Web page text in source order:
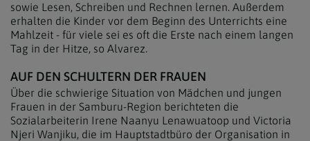
sowie Lesen, Schreiben und Rechnen lernen. Außerdem
erhalten die Kinder vor dem Beginn des Unterrichts eine
Mahlzeit - für viele sei es oft die Erste nach einem langen
Tag in der Hitze, so Alvarez.
AUF DEN SCHULTERN DER FRAUEN
Über die schwierige Situation von Mädchen und jungen
Frauen in der Samburu-Region berichteten die
Sozialarbeiterin Irene Naanyu Lenawuatoop und Victoria
Njeri Wanjiku, die im Hauptstadtbüro der Organisation in